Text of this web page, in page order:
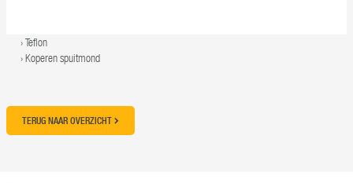
Teflon
Koperen spuitmond
TERUG NAAR OVERZICHT